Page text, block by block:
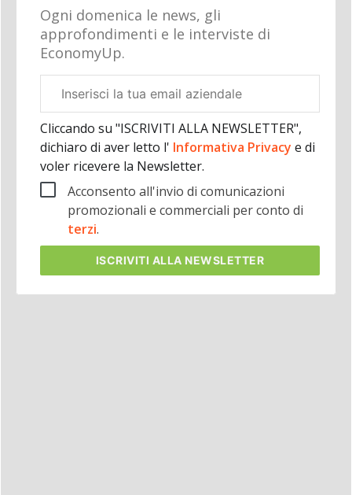
Ogni domenica le news, gli
approfondimenti e le interviste di
EconomyUp.
aziendale
Cliccando su "ISCRIVITI ALLA NEWSLETTER",
dichiaro di aver letto l' Informativa Privacy e di
voler ricevere la Newsletter.
Acconsento all'invio di comunicazioni
promozionali e commerciali per conto di
terzi.
ISCRIVITI ALLA NEWSLETTER